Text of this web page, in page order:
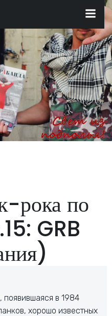
содержимому
рока по
GRB
появившаяся в 1984
хорошо известных